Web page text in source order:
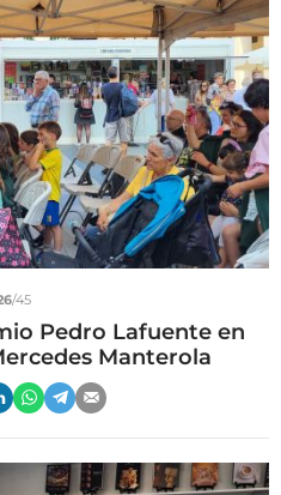
/45
Pedro Lafuente en
Manterola